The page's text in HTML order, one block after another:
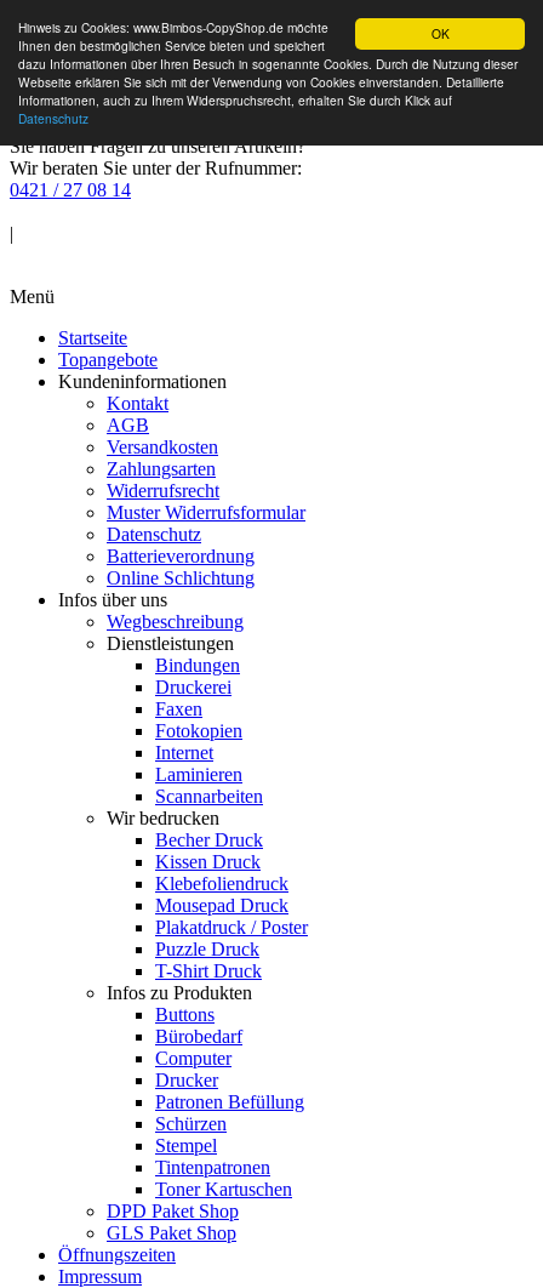
OK
Hinweis zu Cookies: www.Bimbos-CopyShop.de möchte
Ihnen den bestmöglichen Service bieten und speichert
dazu Informationen über Ihren Besuch in sogenannte Cookies. Durch die Nutzung dieser
Webseite erklären Sie sich mit der Verwendung von Cookies einverstanden. Detaillierte
Informationen, auch zu Ihrem Widerspruchsrecht, erhalten Sie durch Klick auf
Datenschutz
Sie haben Fragen zu unseren Artikeln?
Wir beraten Sie unter der Rufnummer:
0421 / 27 08 14
|
Menü
Startseite
Topangebote
Kundeninformationen
Kontakt
AGB
Versandkosten
Zahlungsarten
Widerrufsrecht
Muster Widerrufsformular
Datenschutz
Batterieverordnung
Online Schlichtung
Infos über uns
Wegbeschreibung
Dienstleistungen
Bindungen
Druckerei
Faxen
Fotokopien
Internet
Laminieren
Scannarbeiten
Wir bedrucken
Becher Druck
Kissen Druck
Klebefoliendruck
Mousepad Druck
Plakatdruck / Poster
Puzzle Druck
T-Shirt Druck
Infos zu Produkten
Buttons
Bürobedarf
Computer
Drucker
Patronen Befüllung
Schürzen
Stempel
Tintenpatronen
Toner Kartuschen
DPD Paket Shop
GLS Paket Shop
Öffnungszeiten
Impressum